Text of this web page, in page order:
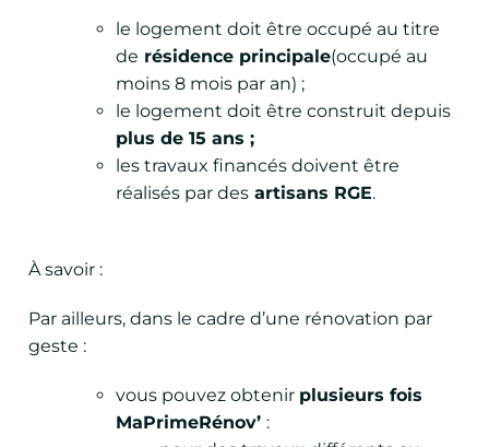
le logement doit être occupé au titre
de résidence principale(occupé au
moins 8 mois par an) ;
le logement doit être construit depuis
plus de 15 ans ;
‍les travaux financés doivent être
réalisés par des artisans RGE.
À savoir :
Par ailleurs, dans le cadre d’une rénovation par
geste :
vous pouvez obtenir plusieurs fois
MaPrimeRénov’ :